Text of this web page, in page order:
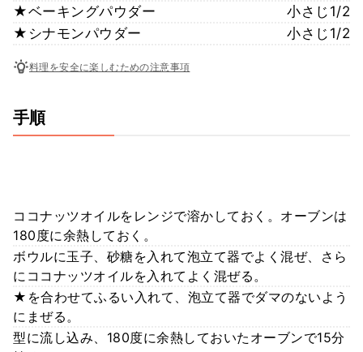
★ベーキングパウダー
小さじ1/2
★シナモンパウダー
小さじ1/2
料理を安全に楽しむための注意事項
手順
ココナッツオイルをレンジで溶かしておく。オーブンは
180度に余熱しておく。
ボウルに玉子、砂糖を入れて泡立て器でよく混ぜ、さら
にココナッツオイルを入れてよく混ぜる。
★を合わせてふるい入れて、泡立て器でダマのないよう
にまぜる。
型に流し込み、180度に余熱しておいたオーブンで15分